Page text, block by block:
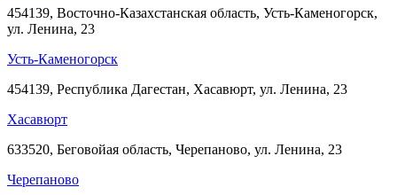
454139, Восточно-Казахстанская область, Усть-Каменогорск,
ул. Ленина, 23
Усть-Каменогорск
454139, Республика Дагестан, Хасавюрт, ул. Ленина, 23
Хасавюрт
633520, Беговойая область, Черепаново, ул. Ленина, 23
Черепаново